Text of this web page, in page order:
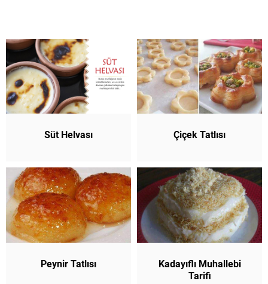
Süt Helvası Çiçek Tatlısı
Peynir Tatlısı
Kadayıflı Muhallebi
Tarifi